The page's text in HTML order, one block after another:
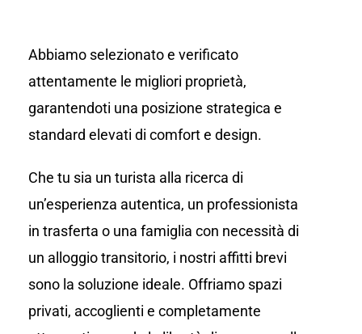
Abbiamo selezionato e verificato
attentamente le migliori proprietà,
garantendoti una posizione strategica e
standard elevati di comfort e design.
Che tu sia un turista alla ricerca di
un’esperienza autentica, un professionista
in trasferta o una famiglia con necessità di
un alloggio transitorio, i nostri affitti brevi
sono la soluzione ideale. Offriamo spazi
privati, accoglienti e completamente